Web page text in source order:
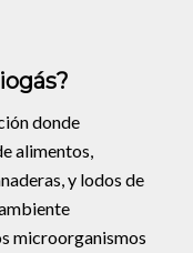
donde
alimentos,
y lodos de
microorganismos